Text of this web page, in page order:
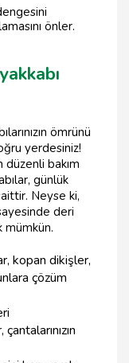
önler.
ömrünü
yerdesiniz!
bakım
günlük
Neyse ki,
deri
mümkün.
kopan dikişler,
çözüm